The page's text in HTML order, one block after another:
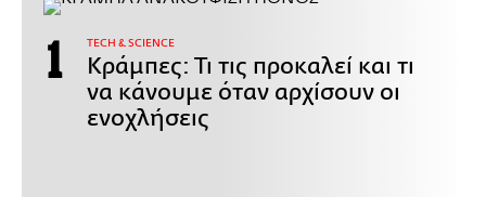
ΤECH & SCIENCE
Κράμπες: Τι τις προκαλεί και τι
να κάνουμε όταν αρχίσουν οι
ενοχλήσεις